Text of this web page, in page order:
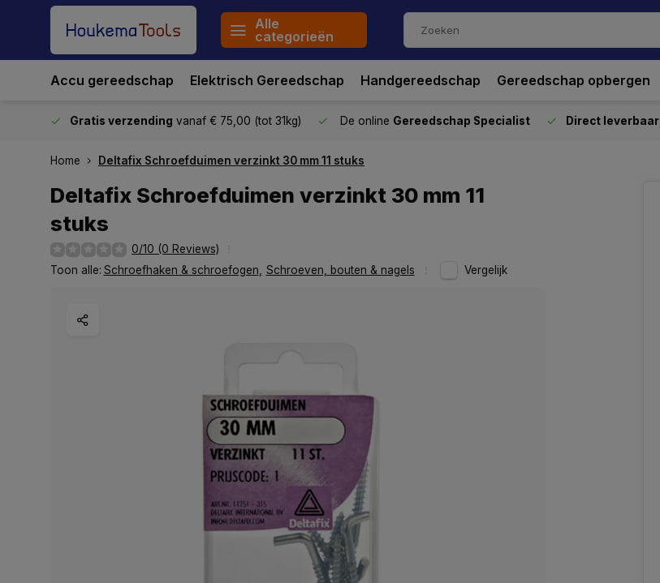
Alle
categorieën
Accu gereedschap Elektrisch Gereedschap Handgereedschap Gereedschap opbergen
Gratis verzending vanaf € 75,00 (tot 31kg) De online Gereedschap Specialist Direct leverbaar
Home Deltafix Schroefduimen verzinkt 30 mm 11 stuks
Deltafix Schroefduimen verzinkt 30 mm 11
stuks
0/10 (0 Reviews)
Toon alle: Schroefhaken & schroefogen Schroeven, bouten & nagels Vergelijk